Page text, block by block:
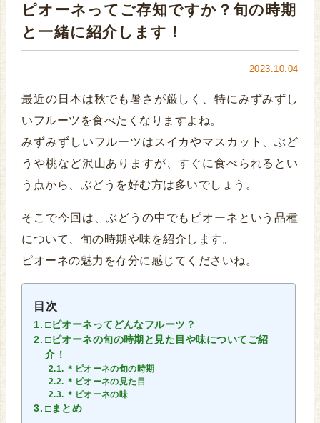
ピオーネってご存知ですか？旬の時期
と一緒に紹介します！
2023.10.04
最近の日本は秋でも暑さが厳しく、特にみずみずし
いフルーツを食べたくなりますよね。
みずみずしいフルーツはスイカやマスカット、ぶど
うや桃など沢山ありますが、すぐに食べられるとい
う点から、ぶどうを好む方は多いでしょう。
そこで今回は、ぶどうの中でもピオーネという品種
について、旬の時期や味を紹介します。
ピオーネの魅力を存分に感じてくださいね。
目次
□ピオーネってどんなフルーツ？
□ピオーネの旬の時期と見た目や味についてご紹
介！
＊ピオーネの旬の時期
＊ピオーネの見た目
＊ピオーネの味
□まとめ